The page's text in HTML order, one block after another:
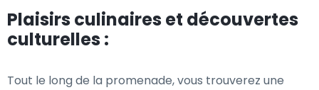
Plaisirs culinaires et découvertes
culturelles :
Tout le long de la promenade, vous trouverez une